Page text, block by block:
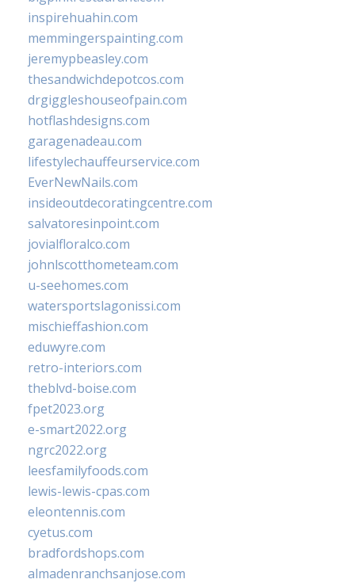
inspirehuahin.com
memmingerspainting.com
jeremypbeasley.com
thesandwichdepotcos.com
drgiggleshouseofpain.com
hotflashdesigns.com
garagenadeau.com
lifestylechauffeurservice.com
EverNewNails.com
insideoutdecoratingcentre.com
salvatoresinpoint.com
jovialfloralco.com
johnlscotthometeam.com
u-seehomes.com
watersportslagonissi.com
mischieffashion.com
eduwyre.com
retro-interiors.com
theblvd-boise.com
fpet2023.org
e-smart2022.org
ngrc2022.org
leesfamilyfoods.com
lewis-lewis-cpas.com
eleontennis.com
cyetus.com
bradfordshops.com
almadenranchsanjose.com